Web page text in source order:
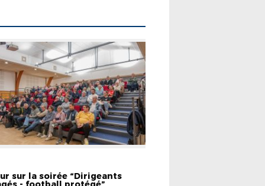
sur la soirée “Dirigeants